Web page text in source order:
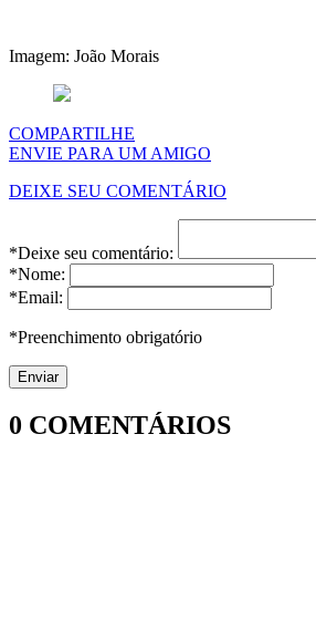
Imagem: João Morais
COMPARTILHE
ENVIE PARA UM AMIGO
DEIXE SEU COMENTÁRIO
*Deixe seu comentário:
*Nome:
*Email:
*Preenchimento obrigatório
0 COMENTÁRIOS